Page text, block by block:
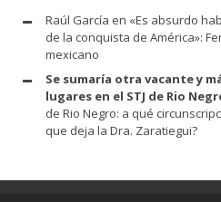
Raúl García en «Es absurdo
de la conquista de América»:
mexicano
Se sumaría otra vacante y
lugares en el STJ de Rio
de Rio Negro: a qué
que deja la Dra. Zaratiegui?